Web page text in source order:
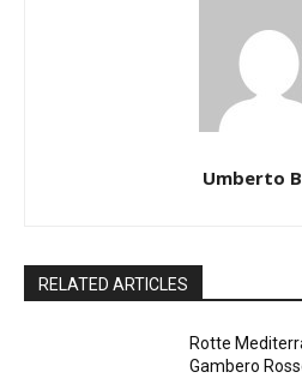
Umberto
RELATED ARTICLES
Rotte
Gambero